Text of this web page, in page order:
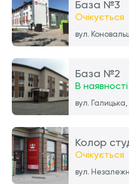
База №3
Очікується
вул.
База №2
В наявності
вул.
Колор
Очікується
вул.